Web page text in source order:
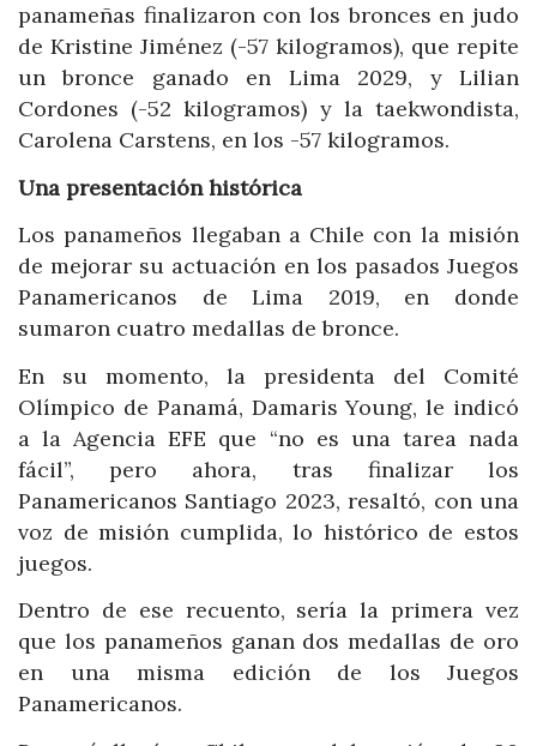
panameñas finalizaron con los bronces en judo
de Kristine Jiménez (-57 kilogramos), que repite
un bronce ganado en Lima 2029, y Lilian
Cordones (-52 kilogramos) y la taekwondista,
Carolena Carstens, en los -57 kilogramos.
Una presentación histórica
Los panameños llegaban a Chile con la misión
de mejorar su actuación en los pasados Juegos
Panamericanos de Lima 2019, en donde
sumaron cuatro medallas de bronce.
En su momento, la presidenta del Comité
Olímpico de Panamá, Damaris Young, le indicó
a la Agencia EFE que “no es una tarea nada
fácil”, pero ahora, tras finalizar los
Panamericanos Santiago 2023, resaltó, con una
voz de misión cumplida, lo histórico de estos
juegos.
Dentro de ese recuento, sería la primera vez
que los panameños ganan dos medallas de oro
en una misma edición de los Juegos
Panamericanos.